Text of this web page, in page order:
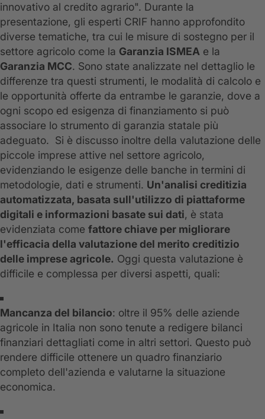
innovativo al credito agrario". Durante la
presentazione, gli esperti CRIF hanno approfondito
diverse tematiche, tra cui le misure di sostegno per il
settore agricolo come la Garanzia ISMEA e la
Garanzia MCC. Sono state analizzate nel dettaglio le
differenze tra questi strumenti, le modalità di calcolo e
le opportunità offerte da entrambe le garanzie, dove a
ogni scopo ed esigenza di finanziamento si può
associare lo strumento di garanzia statale più
adeguato. Si è discusso inoltre della valutazione delle
piccole imprese attive nel settore agricolo,
evidenziando le esigenze delle banche in termini di
metodologie, dati e strumenti. Un'analisi creditizia
automatizzata, basata sull'utilizzo di piattaforme
digitali e informazioni basate sui dati, è stata
evidenziata come fattore chiave per migliorare
l'efficacia della valutazione del merito creditizio
delle imprese agricole. Oggi questa valutazione è
difficile e complessa per diversi aspetti, quali:
Mancanza del bilancio: oltre il 95% delle aziende
agricole in Italia non sono tenute a redigere bilanci
finanziari dettagliati come in altri settori. Questo può
rendere difficile ottenere un quadro finanziario
completo dell'azienda e valutarne la situazione
economica.